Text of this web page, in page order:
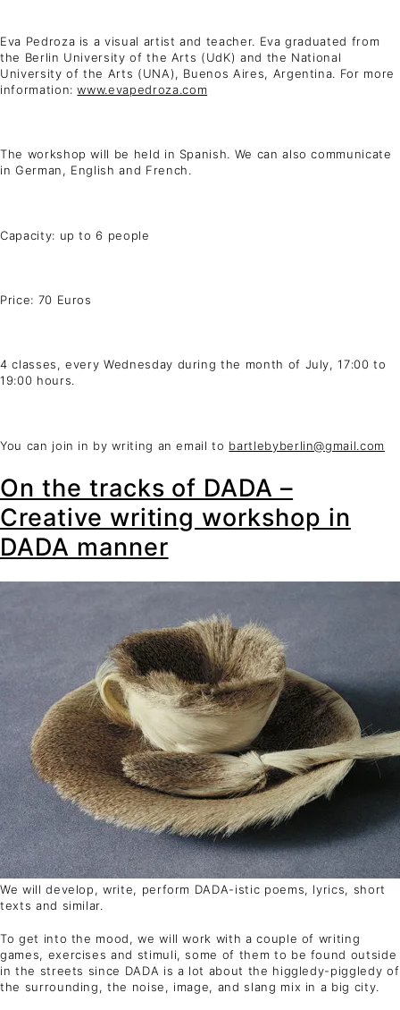
Eva Pedroza is a visual artist and teacher. Eva graduated from
the Berlin University of the Arts (UdK) and the National
University of the Arts (UNA), Buenos Aires, Argentina. For more
information:www.evapedroza.com
The workshop will be held in Spanish. We can also communicate
in German, English and French.
Capacity: up to 6 people
Price: 70 Euros
4 classes, every Wednesday during the month of July, 17:00 to
19:00 hours.
You can join in by writing an email to bartlebyberlin@gmail.com
On the tracks of DADA –
Creative writing workshop in
DADA manner
We will develop, write, perform DADA-istic poems, lyrics, short
texts and similar.
To get into the mood, we will work with a couple of writing
games, exercises and stimuli, some of them to be found outside
in the streets since DADA is a lot about the higgledy-piggledy of
the surrounding, the noise, image, and slang mix in a big city.